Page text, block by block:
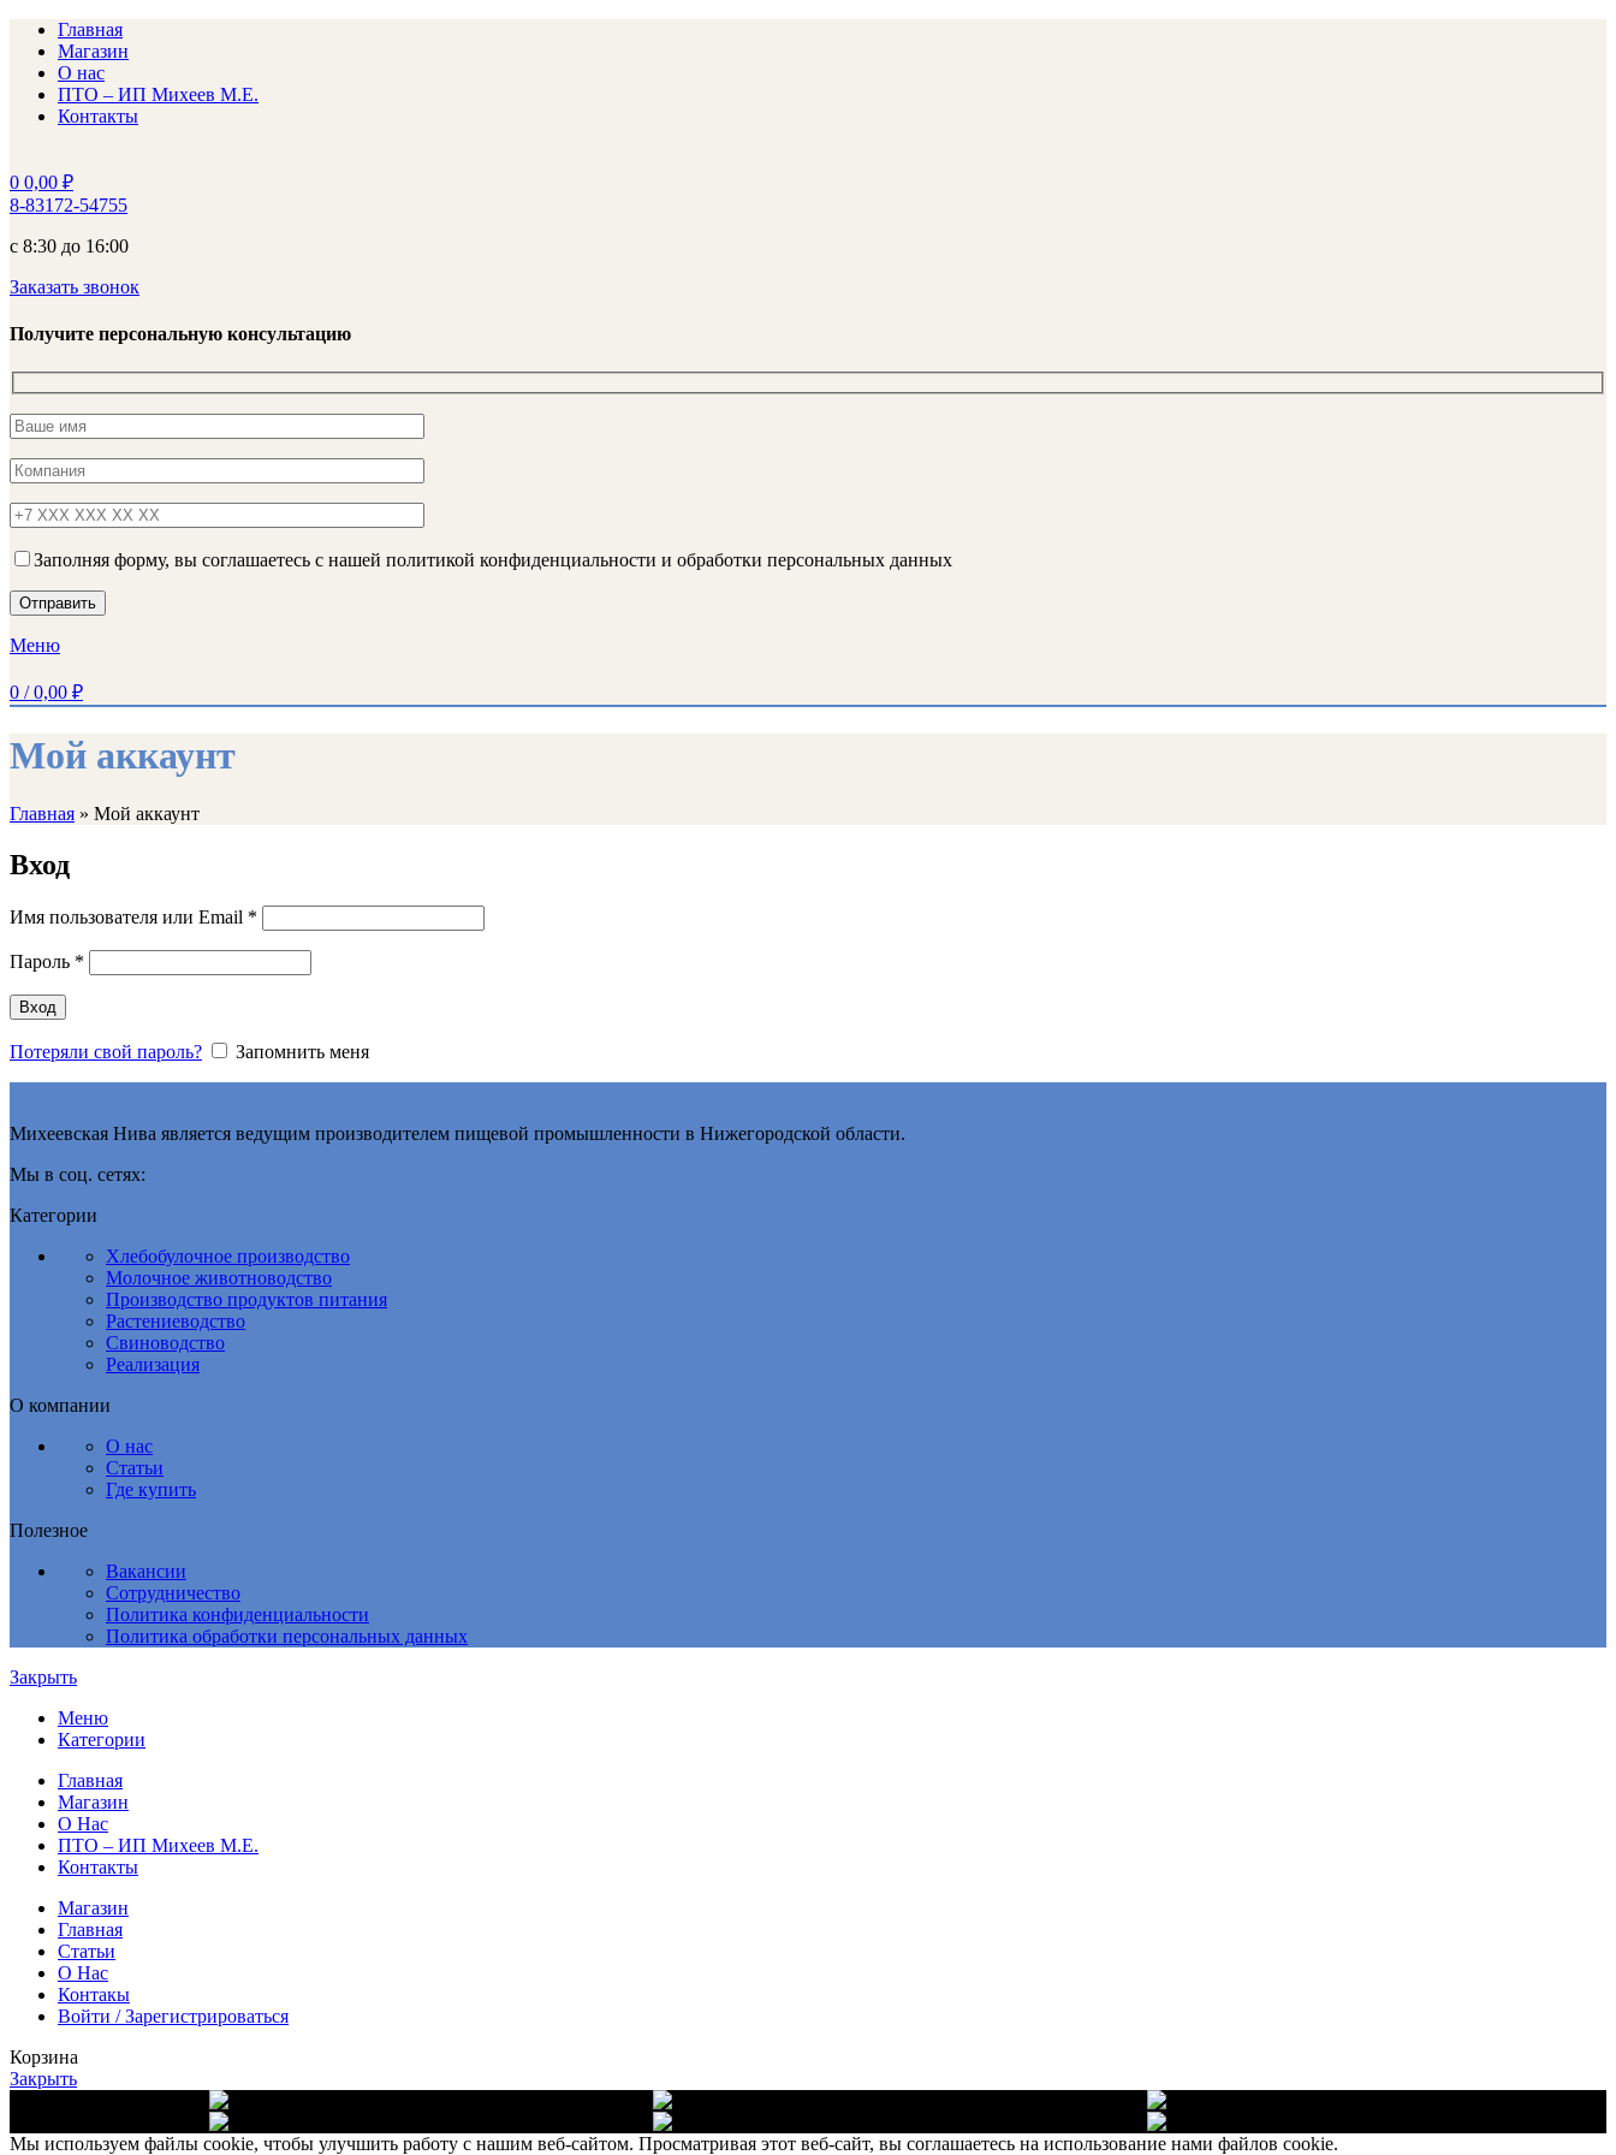
Главная
Магазин
О нас
ПТО – ИП Михеев М.Е.
Контакты
0 0,00 ₽
8-83172-54755
с 8:30 до 16:00
Заказать звонок
Получите персональную консультацию
Заполняя форму, вы соглашаетесь с нашей политикой конфиденциальности и обработки персональных данных
Меню
0 / 0,00 ₽
Мой аккаунт
Главная » Мой аккаунт
Вход
Имя пользователя или Email *
Пароль *
Вход
Потеряли свой пароль? Запомнить меня
Михеевская Нива является ведущим производителем пищевой промышленности в Нижегородской области.
Мы в соц. сетях:
Категории
Хлебобулочное производство
Молочное животноводство
Производство продуктов питания
Растениеводство
Свиноводство
Реализация
О компании
О нас
Статьи
Где купить
Полезное
Вакансии
Сотрудничество
Политика конфиденциальности
Политика обработки персональных данных
Закрыть
Меню
Категории
Главная
Магазин
О Нас
ПТО – ИП Михеев М.Е.
Контакты
Магазин
Главная
Статьи
О Нас
Контакы
Войти / Зарегистрироваться
Корзина
Закрыть
Мы используем файлы cookie, чтобы улучшить работу с нашим веб-сайтом. Просматривая этот веб-сайт, вы соглашаетесь на использование нами файлов cookie.